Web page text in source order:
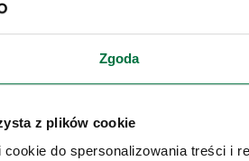
Zgoda
z plików cookie
do spersonalizowania treści i